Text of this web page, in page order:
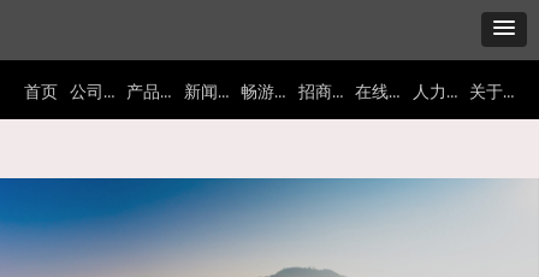
首页 公司概况 产品展示 新闻中心 畅游东汉 招商加盟 在线视频 人力资源 关于我们